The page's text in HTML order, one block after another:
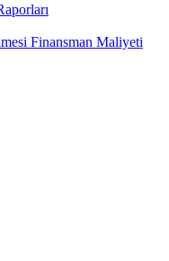
Finansman Maliyeti